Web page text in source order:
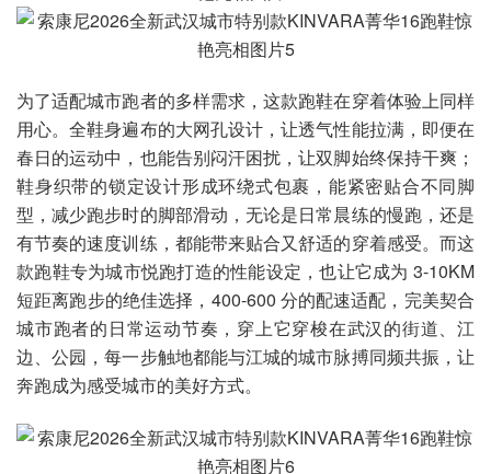
为了适配城市跑者的多样需求，这款跑鞋在穿着体验上同样
用心。全鞋身遍布的大网孔设计，让透气性能拉满，即便在
春日的运动中，也能告别闷汗困扰，让双脚始终保持干爽；
鞋身织带的锁定设计形成环绕式包裹，能紧密贴合不同脚
型，减少跑步时的脚部滑动，无论是日常晨练的慢跑，还是
有节奏的速度训练，都能带来贴合又舒适的穿着感受。而这
款跑鞋专为城市悦跑打造的性能设定，也让它成为 3-10KM
短距离跑步的绝佳选择，400-600 分的配速适配，完美契合
城市跑者的日常运动节奏，穿上它穿梭在武汉的街道、江
边、公园，每一步触地都能与江城的城市脉搏同频共振，让
奔跑成为感受城市的美好方式。